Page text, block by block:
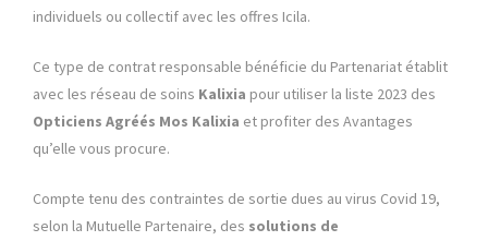
individuels ou collectif avec les offres Icila.
Ce type de contrat responsable bénéficie du Partenariat établit
avec les réseau de soins Kalixia pour utiliser la liste 2023 des
Opticiens Agréés Mos Kalixia et profiter des Avantages
qu’elle vous procure.
Compte tenu des contraintes de sortie dues au virus Covid 19,
selon la Mutuelle Partenaire, des solutions de